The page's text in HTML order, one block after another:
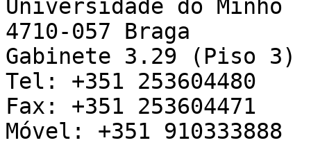
Universidade do Minho
4710-057 Braga
Gabinete 3.29 (Piso 3)
Tel: +351 253604480
Fax: +351 253604471
Móvel: +351 910333888